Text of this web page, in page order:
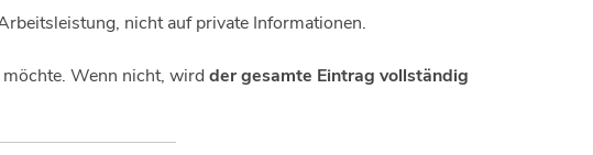
nicht auf private Informationen.
Wenn nicht, wird der gesamte Eintrag vollständig